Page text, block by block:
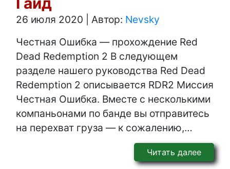
26 июля 2020 Автор: Nevsky
Честная Ошибка — прохождение Red
Dead Redemption 2 В следующем
разделе нашего руководства Red Dead
Redemption 2 описывается RDR2 Миссия
Честная Ошибка. Вместе с несколькими
компаньонами по банде вы отправитесь
на перехват груза — к сожалению,…
Читать далее